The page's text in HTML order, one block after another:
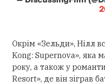
Окрім «Зельди», Нілл
Kong: Supernova», яка
року, а також у
Resort», де він зіграв